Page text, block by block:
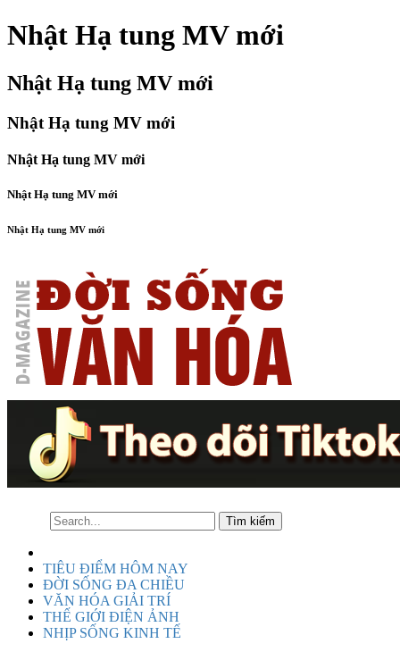
Nhật Hạ tung MV mới
Nhật Hạ tung MV mới
Nhật Hạ tung MV mới
Nhật Hạ tung MV mới
Nhật Hạ tung MV mới
Nhật Hạ tung MV mới
TIÊU ĐIỂM HÔM NAY
ĐỜI SỐNG ĐA CHIỀU
VĂN HÓA GIẢI TRÍ
THẾ GIỚI ĐIỆN ẢNH
NHỊP SỐNG KINH TẾ